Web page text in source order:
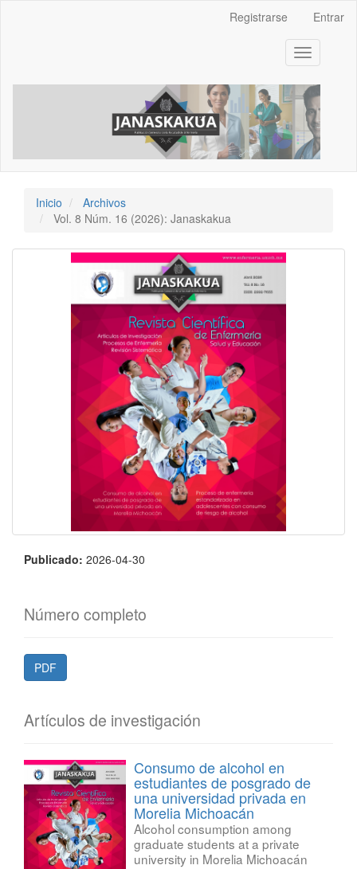
lateral
Registrarse Entrar
Toggle
navigation
Inicio
Archivos
Vol. 8 Núm. 16 (2026): Janaskakua
Publicado: 2026-04-30
Número completo
PDF
Artículos de investigación
Consumo de alcohol en
estudiantes de posgrado de
una universidad privada en
Morelia Michoacán
Alcohol consumption among
graduate students at a private
university in Morelia Michoacán